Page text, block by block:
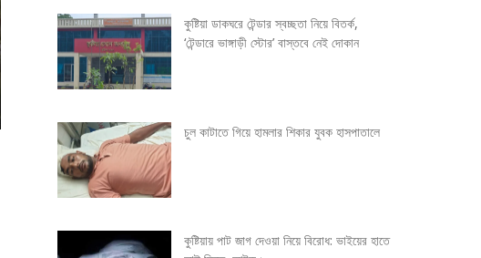
কুষ্টিয়া ডাকঘরে টেন্ডার স্বচ্ছতা নিয়ে বিতর্ক,
‘টেন্ডারে ভাঙ্গাড়ী স্টোর’ বাস্তবে নেই দোকান
চুল কাটাতে গিয়ে হামলার শিকার যুবক হাসপাতালে
কুষ্টিয়ায় পাট জাগ দেওয়া নিয়ে বিরোধ: ভাইয়ের হাতে